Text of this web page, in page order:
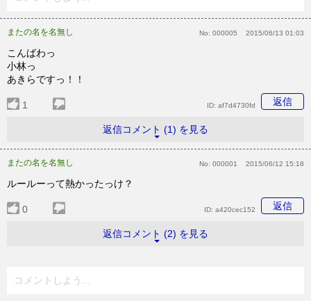
またの名を名無し No: 000005 2015/06/13 01:03
こんばわっ
小林っ
あきらですっ！！
1 返信
ID: af7d4730fd
返信コメント (1) を見る
またの名を名無し No: 000001 2015/06/12 15:18
ルールーって熱かったっけ？
0 返信
ID: a420cec152
返信コメント (2) を見る
コメントしよう...